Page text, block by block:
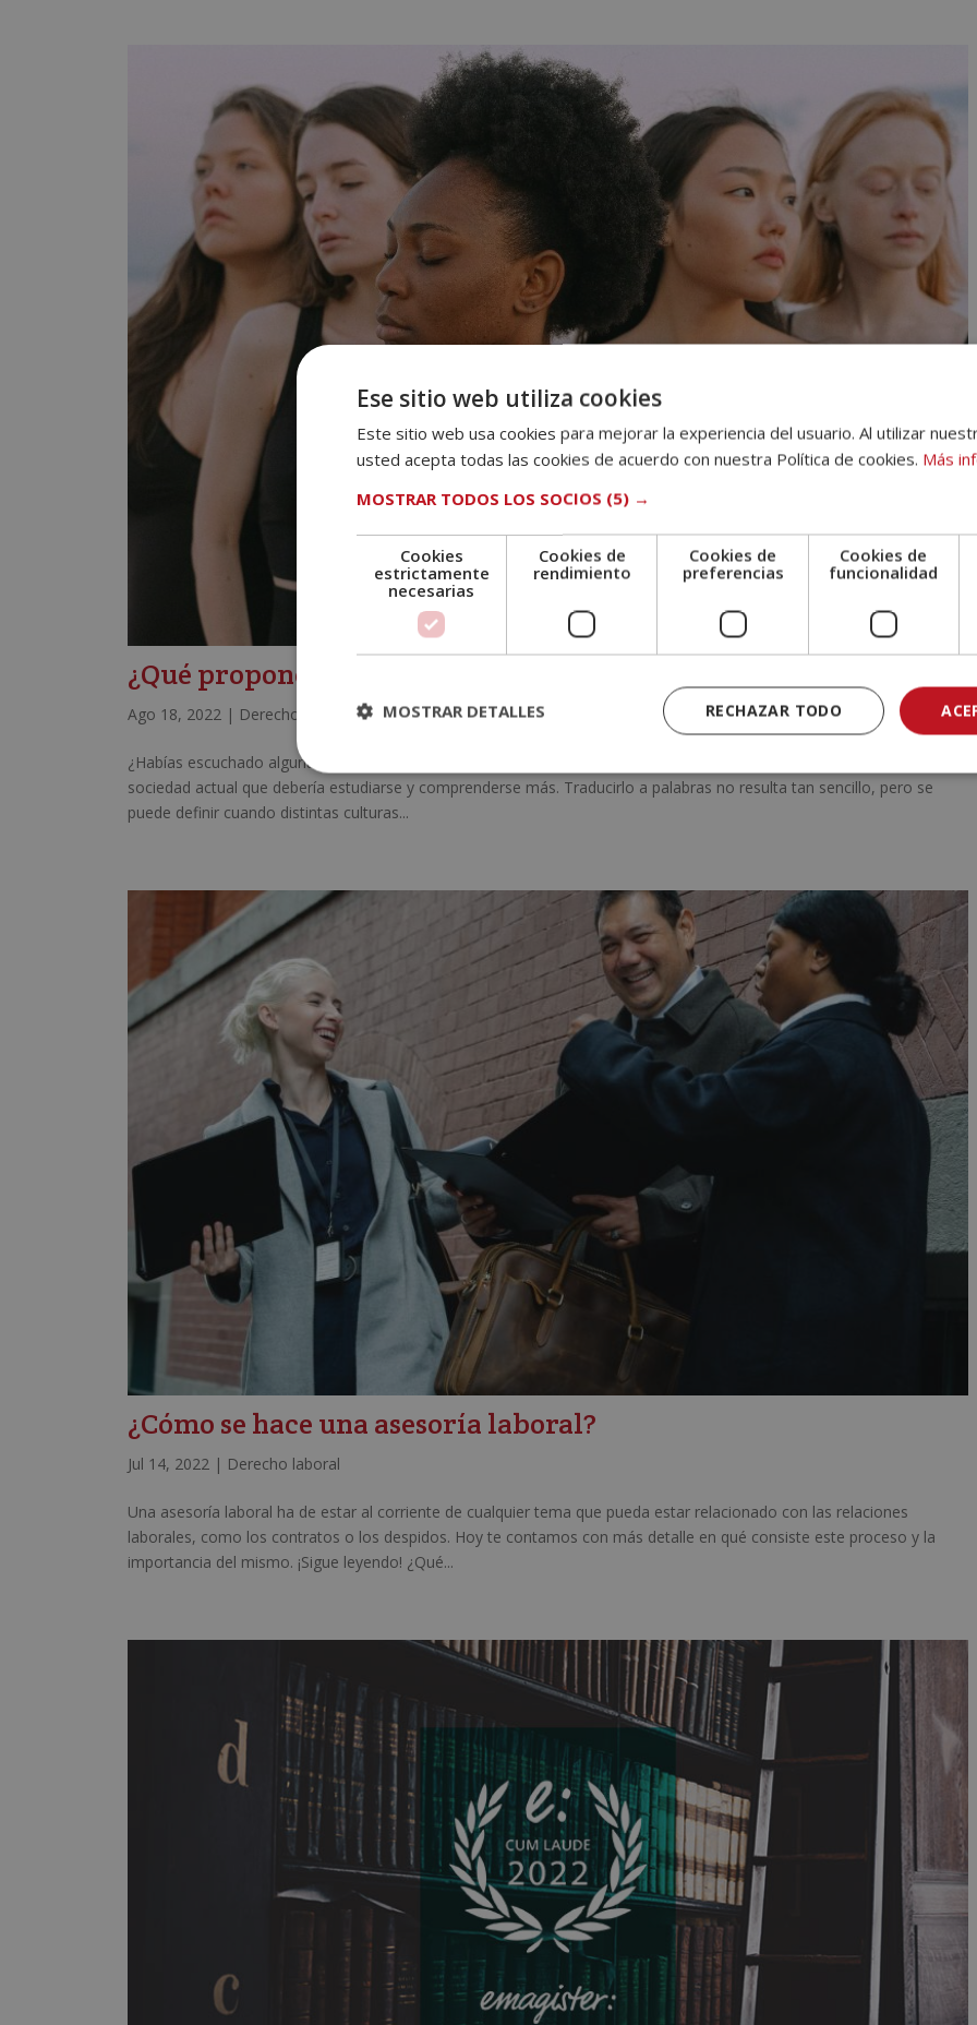
¿Qué propone la multiculturalidad?
Ago 18, 2022 | Derechos humanos
¿Habías escuchado alguna vez del concepto de la multiculturalidad? Se trata de un aspecto muy relevante en la
sociedad actual que debería estudiarse y comprenderse más. Traducirlo a palabras no resulta tan sencillo, pero se
puede definir cuando distintas culturas...
¿Cómo se hace una asesoría laboral?
Jul 14, 2022 | Derecho laboral
Una asesoría laboral ha de estar al corriente de cualquier tema que pueda estar relacionado con las relaciones
laborales, como los contratos o los despidos. Hoy te contamos con más detalle en qué consiste este proceso y la
importancia del mismo. ¡Sigue leyendo! ¿Qué...
Ese sitio web utiliza cookies
Este sitio web usa cookies para mejorar la experiencia del usuario. Al utilizar
usted acepta todas las cookies de acuerdo con nuestra Política de cookies. Más
MOSTRAR TODOS LOS SOCIOS (5) →
Cookies
estrictamente
necesarias
Cookies de
rendimiento
Cookies de
preferencias
Cookies de
funcionalidad
RECHAZAR TODO
MOSTRAR DETALLES